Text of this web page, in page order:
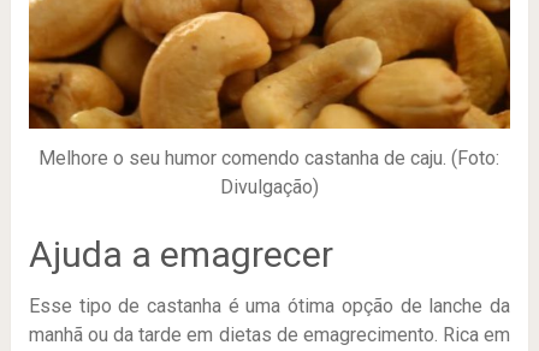
Melhore o seu humor comendo castanha de caju. (Foto:
Divulgação)
Ajuda a emagrecer
Esse tipo de castanha é uma ótima opção de lanche da
manhã ou da tarde em dietas de emagrecimento. Rica em